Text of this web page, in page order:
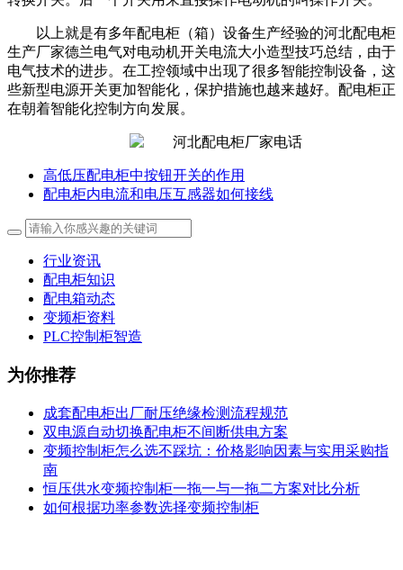
以上就是有多年配电柜（箱）设备生产经验的河北配电柜
生产厂家德兰电气对电动机开关电流大小造型技巧总结，由于
电气技术的进步。在工控领域中出现了很多智能控制设备，这
些新型电源开关更加智能化，保护措施也越来越好。配电柜正
在朝着智能化控制方向发展。
高低压配电柜中按钮开关的作用
配电柜内电流和电压互感器如何接线
行业资讯
配电柜知识
配电箱动态
变频柜资料
PLC控制柜智造
为你推荐
成套配电柜出厂耐压绝缘检测流程规范
双电源自动切换配电柜不间断供电方案
变频控制柜怎么选不踩坑：价格影响因素与实用采购指
南
恒压供水变频控制柜一拖一与一拖二方案对比分析
如何根据功率参数选择变频控制柜